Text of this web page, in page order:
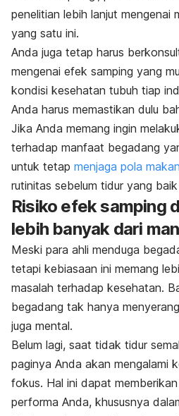
penelitian lebih lanjut mengenai
yang satu ini.
Anda juga tetap harus
mengenai efek samping yang
kondisi kesehatan tubuh tiap
Anda harus memastikan dulu
Jika Anda memang ingin
terhadap manfaat begadang
untuk tetap menjaga pola
rutinitas sebelum tidur yang
Risiko efek samping
lebih banyak dari
Meski para ahli menduga
tetapi kebiasaan ini memang
masalah terhadap kesehatan.
begadang tak hanya
juga mental.
Belum lagi, saat tidak tidur
paginya Anda akan mengalami
fokus. Hal ini dapat
performa Anda, khususnya